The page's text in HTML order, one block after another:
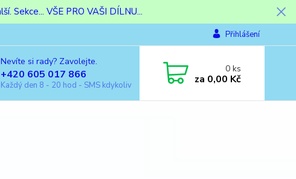
Sekce... VŠE PRO VAŠI DÍLNU...
Přihlášení
Nevíte si rady? Zavolejte.
+420 605 017 866
Každý den 8 - 20 hod - SMS kdykoliv
0ks
za 0,00 Kč